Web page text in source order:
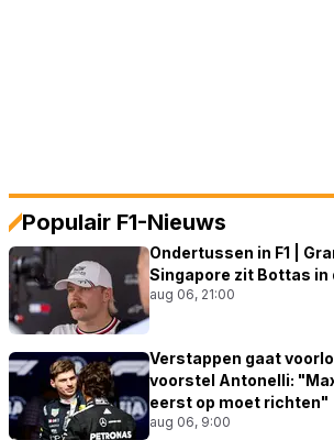
Populair F1-Nieuws
Ondertussen in F1 |
Singapore zit Bottas in
aug 06, 21:00
Verstappen gaat
voorstel Antonelli:
eerst op moet richten"
aug 06, 9:00